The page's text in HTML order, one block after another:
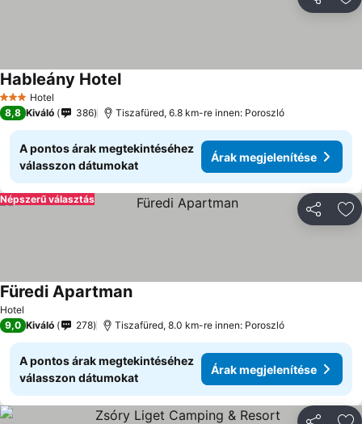
3 Kategória
Hotel
Hableány Hotel
8,8 Kiváló 386 Tiszafüred, 6.8 km-re innen: Poroszló
A pontos árak megtekintéséhez
válasszon dátumokat
Árak megjelenítése
Népszerű választás
Hotel
Füredi Apartman
9,0 Kiváló 278 Tiszafüred, 8.0 km-re innen: Poroszló
A pontos árak megtekintéséhez
válasszon dátumokat
Árak megjelenítése